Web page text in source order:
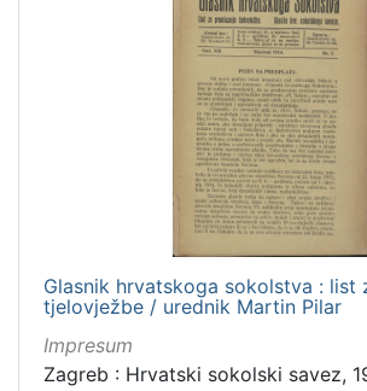
Glasnik hrvatskoga sokolstva : list
tjelovježbe / urednik Martin Pilar
Impresum
Zagreb : Hrvatski sokolski savez,